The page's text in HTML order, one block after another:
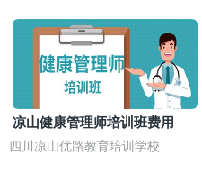
凉山健康管理师培训班费用
四川凉山优路教育培训学校